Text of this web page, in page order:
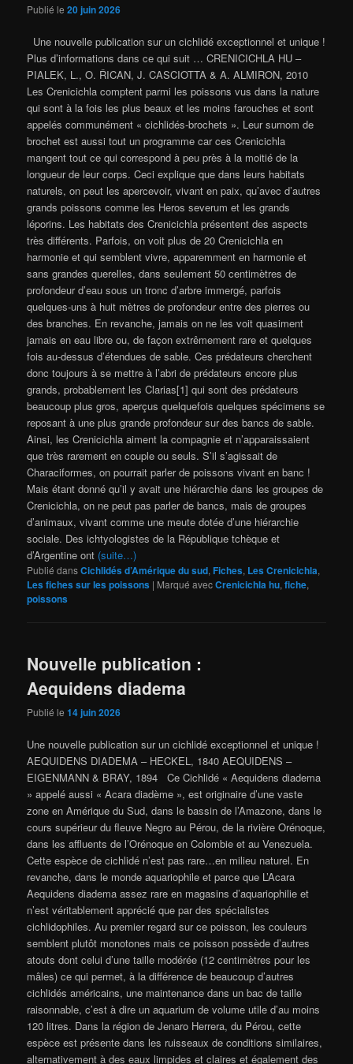
Publié le20 juin 2026
Une nouvelle publication sur un cichlidé exceptionnel et unique !
Plus d’informations dans ce qui suit … CRENICICHLA HU –
PIALEK, L., O. ŘICAN, J. CASCIOTTA & A. ALMIRON, 2010
Les Crenicichla comptent parmi les poissons vus dans la nature
qui sont à la fois les plus beaux et les moins farouches et sont
appelés communément « cichlidés-brochets ». Leur surnom de
brochet est aussi tout un programme car ces Crenicichla
mangent tout ce qui correspond à peu près à la moitié de la
longueur de leur corps. Ceci explique que dans leurs habitats
naturels, on peut les apercevoir, vivant en paix, qu’avec d’autres
grands poissons comme les Heros severum et les grands
léporins. Les habitats des Crenicichla présentent des aspects
très différents. Parfois, on voit plus de 20 Crenicichla en
harmonie et qui semblent vivre, apparemment en harmonie et
sans grandes querelles, dans seulement 50 centimètres de
profondeur d’eau sous un tronc d’arbre immergé, parfois
quelques-uns à huit mètres de profondeur entre des pierres ou
des branches. En revanche, jamais on ne les voit quasiment
jamais en eau libre ou, de façon extrêmement rare et quelques
fois au-dessus d’étendues de sable. Ces prédateurs cherchent
donc toujours à se mettre à l’abri de prédateurs encore plus
grands, probablement les Clarias[1] qui sont des prédateurs
beaucoup plus gros, aperçus quelquefois quelques spécimens se
reposant à une plus grande profondeur sur des bancs de sable.
Ainsi, les Crenicichla aiment la compagnie et n’apparaissaient
que très rarement en couple ou seuls. S’il s’agissait de
Characiformes, on pourrait parler de poissons vivant en banc !
Mais étant donné qu’il y avait une hiérarchie dans les groupes de
Crenicichla, on ne peut pas parler de bancs, mais de groupes
d’animaux, vivant comme une meute dotée d’une hiérarchie
sociale. Des ichtyologistes de la République tchèque et
d’Argentine ont (suite…)
Publié dansCichlidés d’Amérique du sud,Fiches, Les Crenicichla,
Les fiches sur les poissons | Marqué avecCrenicichla hu,fiche,
poissons
Nouvelle publication :
Aequidens diadema
Publié le14 juin 2026
Une nouvelle publication sur un cichlidé exceptionnel et unique !
AEQUIDENS DIADEMA – HECKEL, 1840 AEQUIDENS –
EIGENMANN & BRAY, 1894 Ce Cichlidé « Aequidens diadema
» appelé aussi « Acara diadème », est originaire d’une vaste
zone en Amérique du Sud, dans le bassin de l’Amazone, dans le
cours supérieur du fleuve Negro au Pérou, de la rivière Orénoque,
dans les affluents de l’Orénoque en Colombie et au Venezuela.
Cette espèce de cichlidé n’est pas rare…en milieu naturel. En
revanche, dans le monde aquariophile et parce que L’Acara
Aequidens diadema assez rare en magasins d’aquariophilie et
n’est véritablement apprécié que par des spécialistes
cichlidophiles. Au premier regard sur ce poisson, les couleurs
semblent plutôt monotones mais ce poisson possède d’autres
atouts dont celui d’une taille modérée (12 centimètres pour les
mâles) ce qui permet, à la différence de beaucoup d’autres
cichlidés américains, une maintenance dans un bac de taille
raisonnable, c’est à dire un aquarium de volume utile d’au moins
120 litres. Dans la région de Jenaro Herrera, du Pérou, cette
espèce est présente dans les ruisseaux de conditions similaires,
alternativement à des eaux limpides et claires et également des